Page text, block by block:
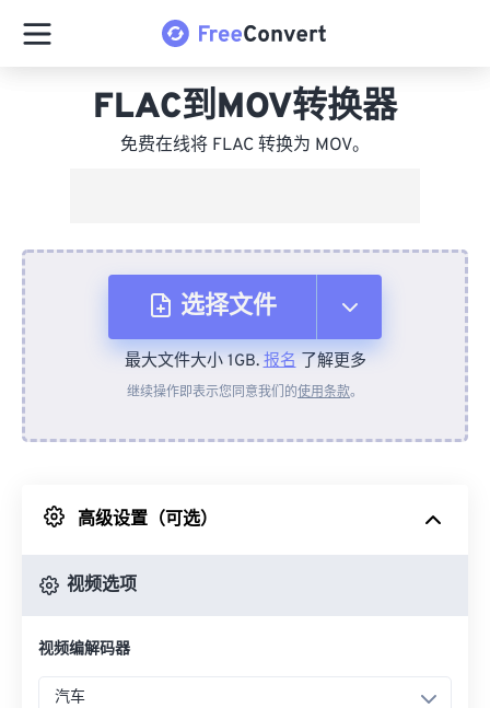
FLAC到MOV转换器
免费在线将 FLAC 转换为 MOV。
选择文件
从设备
来自 Google Drive
最大文件大小 1GB.报名了解更多
继续操作即表示您同意我们的使用条款。
高级设置（可选）
视频选项
视频编解码器
汽车